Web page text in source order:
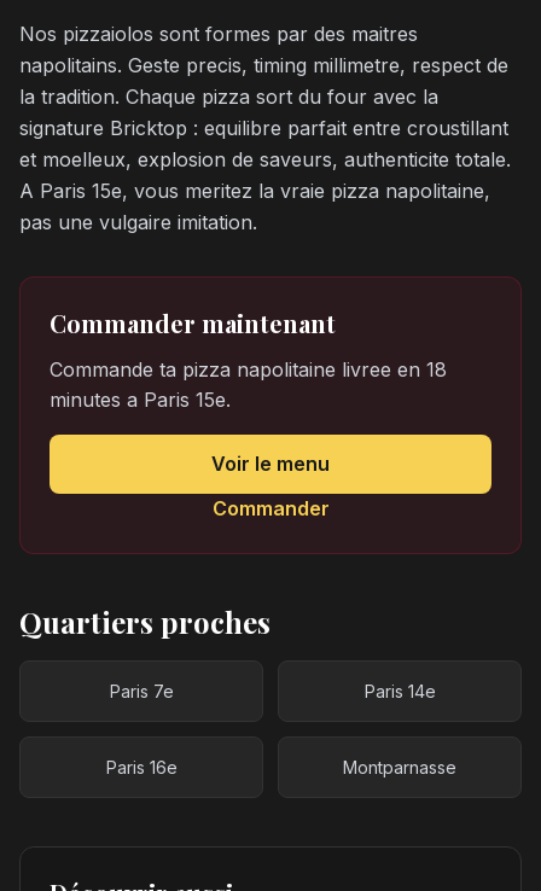
Nos pizzaiolos sont formes par des maitres
napolitains. Geste precis, timing millimetre, respect de
la tradition. Chaque pizza sort du four avec la
signature Bricktop : equilibre parfait entre croustillant
et moelleux, explosion de saveurs, authenticite totale.
A Paris 15e, vous meritez la vraie pizza napolitaine,
pas une vulgaire imitation.
Commander maintenant
Commande ta pizza napolitaine livree en 18
minutes a Paris 15e.
Voir le menu
Commander
Quartiers proches
Paris 7e Paris 14e
Paris 16e Montparnasse